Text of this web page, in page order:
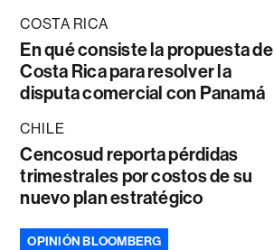
COSTA RICA
En qué consiste la propuesta de
Costa Rica para resolver la
disputa comercial con Panamá
CHILE
Cencosud reporta pérdidas
trimestrales por costos de su
nuevo plan estratégico
OPINIÓN BLOOMBERG